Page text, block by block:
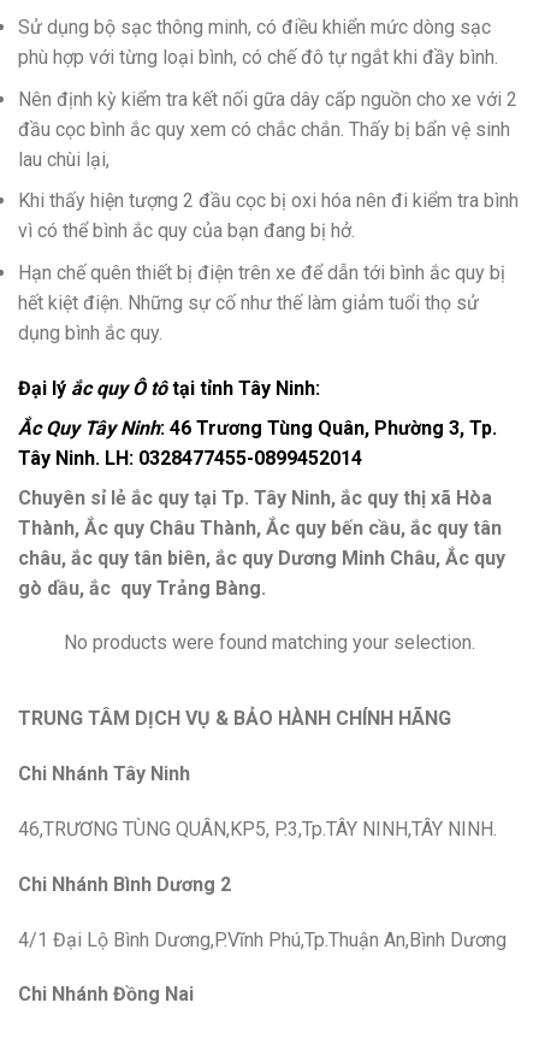
Sử dụng bộ sạc thông minh, có điều khiển mức dòng sạc
phù hợp với từng loại bình, có chế đô tự ngắt khi đầy bình.
Nên định kỳ kiểm tra kết nối gữa dây cấp nguồn cho xe với 2
đầu cọc bình ắc quy xem có chắc chắn. Thấy bị bẩn vệ sinh
lau chùi lại,
Khi thấy hiện tượng 2 đầu cọc bị oxi hóa nên đi kiểm tra bình
vì có thể bình ắc quy của bạn đang bị hở.
Hạn chế quên thiết bị điện trên xe để dẫn tới bình ắc quy bị
hết kiệt điện. Những sự cố như thế làm giảm tuổi thọ sử
dụng bình ắc quy.
Đại lý ắc quy Ô tôtại tỉnh Tây Ninh:
Ắc Quy Tây Ninh: 46 Trương Tùng Quân, Phường 3, Tp.
Tây Ninh. LH: 0328477455-0899452014
Chuyên sỉ lẻ ắc quy tại Tp. Tây Ninh, ắc quy thị xã Hòa
Thành, Ắc quy Châu Thành, Ắc quy bến cầu, ắc quy tân
châu, ắc quy tân biên, ắc quy Dương Minh Châu, Ắc quy
gò dầu, ắc quy Trảng Bàng.
No products were found matching your selection.
TRUNG TÂM DỊCH VỤ & BẢO HÀNH CHÍNH HÃNG
Chi Nhánh Tây Ninh
46,TRƯƠNG TÙNG QUÂN,KP5, P.3,Tp.TÂY NINH,TÂY NINH.
Chi Nhánh Bình Dương 2
4/1 Đại Lộ Bình Dương,P.Vĩnh Phú,Tp.Thuận An,Bình Dương
Chi Nhánh Đồng Nai